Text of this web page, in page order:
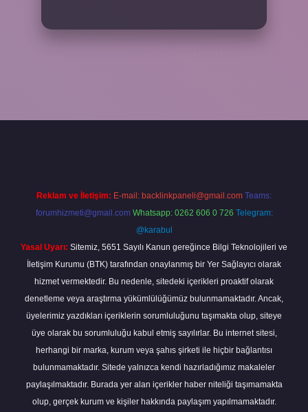
Reklam ve İletişim: E-mail: backlinkpaneli@gmail.com Teams:
forumhizmeti@gmail.com Whatsapp: 0262 606 0 726 Telegram:
@karabul
Yasal Uyarı: Sitemiz, 5651 Sayılı Kanun gereğince Bilgi Teknolojileri ve
İletişim Kurumu (BTK) tarafından onaylanmış bir Yer Sağlayıcı olarak
hizmet vermektedir. Bu nedenle, sitedeki içerikleri proaktif olarak
denetleme veya araştırma yükümlülüğümüz bulunmamaktadır. Ancak,
üyelerimiz yazdıkları içeriklerin sorumluluğunu taşımakta olup, siteye
üye olarak bu sorumluluğu kabul etmiş sayılırlar. Bu internet sitesi,
herhangi bir marka, kurum veya şahıs şirketi ile hiçbir bağlantısı
bulunmamaktadır. Sitede yalnızca kendi hazırladığımız makaleler
paylaşılmaktadır. Burada yer alan içerikler haber niteliği taşımamakta
olup, gerçek kurum ve kişiler hakkında paylaşım yapılmamaktadır.